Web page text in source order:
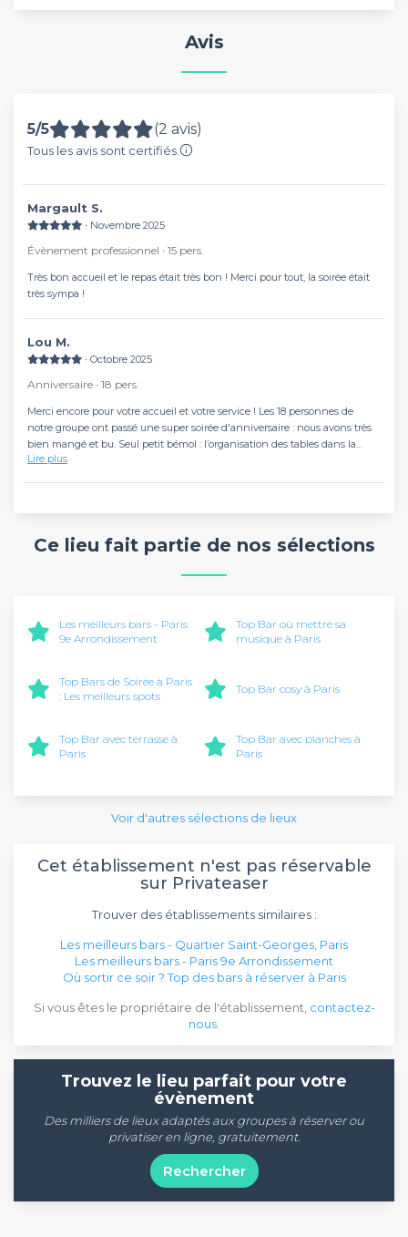
Avis
5/5 (2 avis)
Tous les avis sont certifiés.
Margault S.
∙ Novembre 2025
Évènement professionnel ∙ 15 pers.
Très bon accueil et le repas était très bon ! Merci pour tout, la soirée était
très sympa !
Lou M.
∙ Octobre 2025
Anniversaire ∙ 18 pers.
Merci encore pour votre accueil et votre service ! Les 18 personnes de
notre groupe ont passé une super soirée d'anniversaire : nous avons très
bien mangé et bu. Seul petit bémol : l’organisation des tables dans la
salle, certains invités étant dos aux autres, ce qui a un peu réduit l’effet de
Lire plus
Ce lieu fait partie de nos sélections
Les meilleurs bars - Paris
9e Arrondissement
Top Bar où mettre sa
musique à Paris
Top Bars de Soirée à Paris
: Les meilleurs spots
Top Bar cosy à Paris
Top Bar avec terrasse à
Paris
Top Bar avec planches à
Paris
Voir d'autres sélections de lieux
Cet établissement n'est pas réservable
sur Privateaser
Trouver des établissements similaires :
Les meilleurs bars - Quartier Saint-Georges, Paris
Les meilleurs bars - Paris 9e Arrondissement
Où sortir ce soir ? Top des bars à réserver à Paris
Si vous êtes le propriétaire de l'établissement, contactez-
nous
Trouvez le lieu parfait pour votre
évènement
Des milliers de lieux adaptés aux groupes à réserver ou
privatiser en ligne, gratuitement.
Rechercher